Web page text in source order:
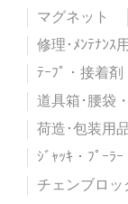
マグネット
修理･ﾒﾝﾃﾅﾝｽ
ﾃｰﾌﾟ・接着剤
道具箱･腰袋
荷造･包装用
ｼﾞｬｯｷ・ﾌﾟｰﾗ
チェンブロ